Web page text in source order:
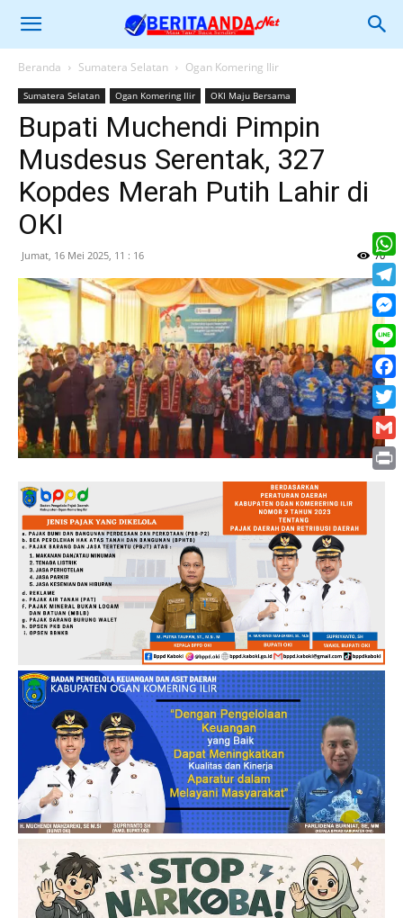
Beranda Sumatera Selatan Ogan Komering Ilir
Sumatera Selatan Ogan Komering Ilir OKI Maju Bersama
Bupati Muchendi Pimpin
Musdesus Serentak, 327
Kopdes Merah Putih Lahir di
OKI
Jumat, 16 Mei 2025, 11 : 16 70
Line